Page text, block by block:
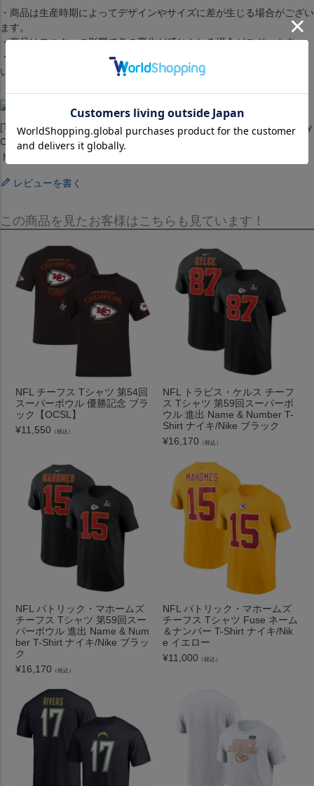
・商品は生産時期によってデザインやサイズに差が生じる場合がござい
ます。
・商品はモニターの影響で色の変化が感じられる場合がございます。
・洗濯・アイロンの使用につきましては、品質マークに従ってくださ
い。
[Tシャツ][トップス][Team Player Name & Number T-Shirt][Kansas City
Chiefs][Patrick Mahomes #15][White][アメリカンフットボール アメフ
ト][KC]
レビューを書く
この商品を見たお客様はこちらも見ています！
NFL チーフス Tシャツ 第54回
スーパーボウル 優勝記念 ブラ
ック【OCSL】
¥11,550 （税込）
NFL トラビス・ケルス チーフ
ス Tシャツ 第59回スーパーボ
ウル 進出 Name & Number T-
Shirt ナイキ/Nike ブラック
¥16,170 （税込）
NFL パトリック・マホームズ
チーフス Tシャツ 第59回スー
パーボウル 進出 Name & Num
ber T-Shirt ナイキ/Nike ブラッ
ク
¥16,170 （税込）
NFL パトリック・マホームズ
チーフス Tシャツ Fuse ネーム
＆ナンバー T-Shirt ナイキ/Nik
e イエロー
¥11,000 （税込）